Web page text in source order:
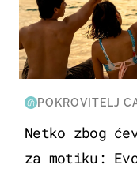
POKROVITELJ
Netko zbog
za motiku: